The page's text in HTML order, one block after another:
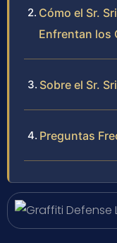
Cómo el Sr.
Enfrentan los
Sobre el Sr.
Preguntas